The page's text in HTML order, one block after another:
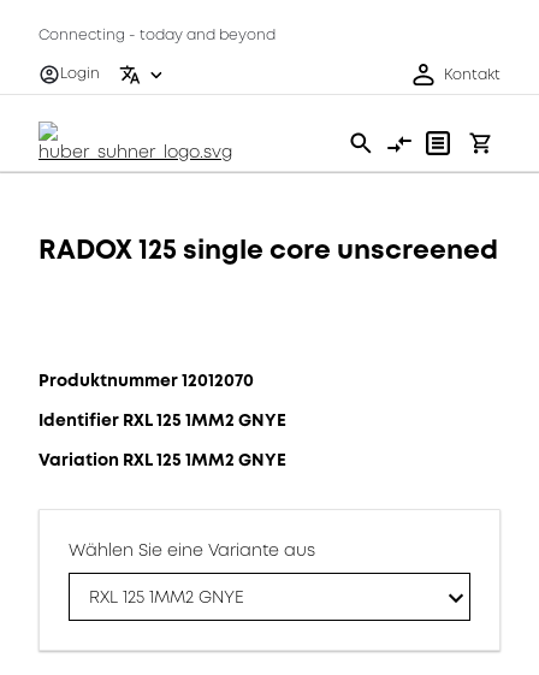
Connecting - today and beyond
Login
Kontakt
RADOX 125 single core unscreened
Produktnummer 12012070
Identifier RXL 125 1MM2 GNYE
Variation RXL 125 1MM2 GNYE
Wählen Sie eine Variante aus
RXL 125 1MM2 GNYE